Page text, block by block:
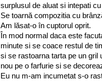
surplusul de aluat si intepati
Se toarnă compozitia cu
Am lăsat-o în cuptorul oprit.
În mod normal daca este
minute si se coace restul de
si se rastoarna tarta pe un
nou pe o farfurie si se
Eu nu m-am incumetat s-o